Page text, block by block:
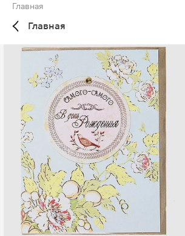
Главная
Главная